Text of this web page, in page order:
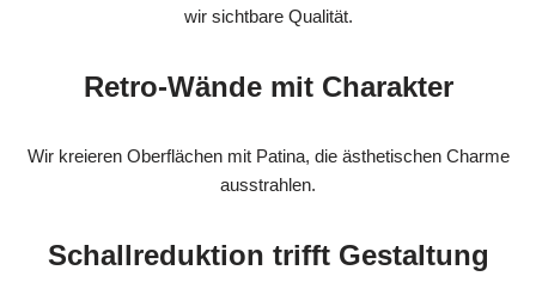
wir sichtbare Qualität.
Retro-Wände mit Charakter
Wir kreieren Oberflächen mit Patina, die ästhetischen Charme
ausstrahlen.
Schallreduktion trifft Gestaltung